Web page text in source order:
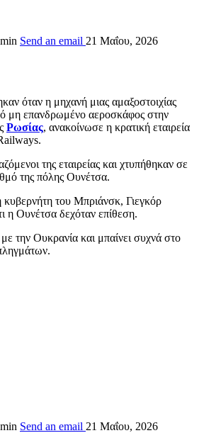
Send an email 21 Μαΐου, 2026
όταν η μηχανή μιας αμαξοστοιχίας
μη επανδρωμένο αεροσκάφος στην
Ρωσίας, ανακοίνωσε η κρατική εταιρεία
της εταιρείας και χτυπήθηκαν σε
της πόλης Ουνέτσα.
του Μπριάνσκ, Γιεγκόρ
η Ουνέτσα δεχόταν επίθεση.
την Ουκρανία και μπαίνει συχνά στο
Send an email 21 Μαΐου, 2026